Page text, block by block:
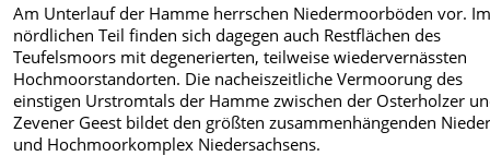
Am Unterlauf der Hamme herrschen Niedermoorböden vor.
nördlichen Teil finden sich dagegen auch Restflächen des
Teufelsmoors mit degenerierten, teilweise wiedervernässten
Hochmoorstandorten. Die nacheiszeitliche Vermoorung des
einstigen Urstromtals der Hamme zwischen der Osterholzer
Zevener Geest bildet den größten zusammenhängenden
und Hochmoorkomplex Niedersachsens.